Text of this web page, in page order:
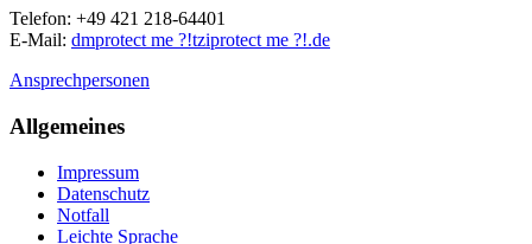
Telefon: +49 421 218-64401
E-Mail: dmprotect me ?!tziprotect me ?!.de
Ansprechpersonen
Allgemeines
Impressum
Datenschutz
Notfall
Leichte Sprache